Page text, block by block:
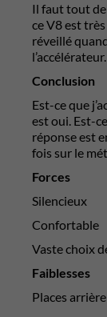
Il faut tout de
ce V8 est
réveillé
l’accélérateur.
Conclusion
Est-ce que
est oui. Est-
réponse est
fois sur le
Forces
Silencieux
Confortable
Vaste choix
Faiblesses
Places